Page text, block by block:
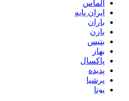
الماس
ایران پایه
باران
بازن
بتیس
بهاز
پاکسال
پدیده
پرشیا
پونا